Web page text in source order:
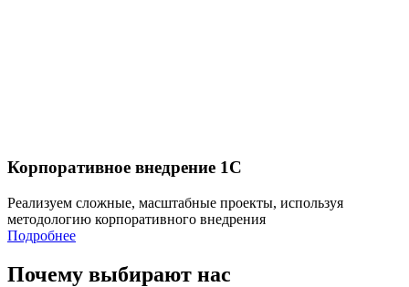
Корпоративное внедрение 1С
Реализуем сложные, масштабные проекты, используя
методологию корпоративного внедрения
Подробнее
Почему выбирают нас